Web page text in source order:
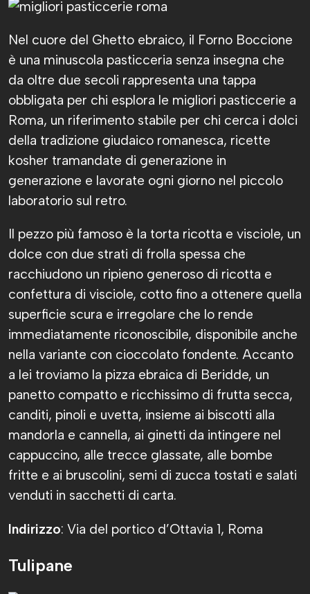
Nel cuore del Ghetto ebraico, il Forno Boccione
è una minuscola pasticceria senza insegna che
da oltre due secoli rappresenta una tappa
obbligata per chi esplora le migliori pasticcerie a
Roma, un riferimento stabile per chi cerca i dolci
della tradizione giudaico romanesca, ricette
kosher tramandate di generazione in
generazione e lavorate ogni giorno nel piccolo
laboratorio sul retro.
Il pezzo più famoso è la torta ricotta e visciole, un
dolce con due strati di frolla spessa che
racchiudono un ripieno generoso di ricotta e
confettura di visciole, cotto fino a ottenere quella
superficie scura e irregolare che lo rende
immediatamente riconoscibile, disponibile anche
nella variante con cioccolato fondente. Accanto
a lei troviamo la pizza ebraica di Beridde, un
panetto compatto e ricchissimo di frutta secca,
canditi, pinoli e uvetta, insieme ai biscotti alla
mandorla e cannella, ai ginetti da intingere nel
cappuccino, alle trecce glassate, alle bombe
fritte e ai bruscolini, semi di zucca tostati e salati
venduti in sacchetti di carta.
Indirizzo: Via del portico d’Ottavia 1, Roma
Tulipane